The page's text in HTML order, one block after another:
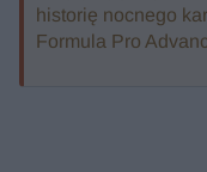
historię nocnego
Formula Pro